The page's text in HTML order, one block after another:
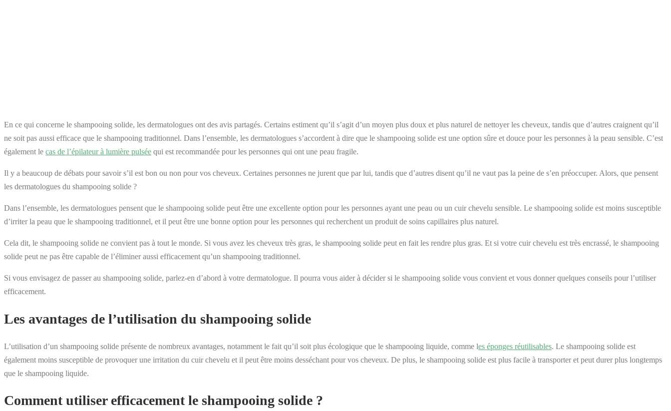
En ce qui concerne le shampooing solide, les dermatologues ont des avis partagés. Certains estiment qu’il s’agit d’un moyen plus doux et plus naturel de nettoyer les cheveux, tandis que d’autres craignent qu’il
ne soit pas aussi efficace que le shampooing traditionnel. Dans l’ensemble, les dermatologues s’accordent à dire que le shampooing solide est une option sûre et douce pour les personnes à la peau sensible. C’est
également le cas de l’épilateur à lumière pulsée qui est recommandée pour les personnes qui ont une peau fragile.
Il y a beaucoup de débats pour savoir s’il est bon ou non pour vos cheveux. Certaines personnes ne jurent que par lui, tandis que d’autres disent qu’il ne vaut pas la peine de s’en préoccuper. Alors, que pensent
les dermatologues du shampooing solide ?
Dans l’ensemble, les dermatologues pensent que le shampooing solide peut être une excellente option pour les personnes ayant une peau ou un cuir chevelu sensible. Le shampooing solide est moins susceptible
d’irriter la peau que le shampooing traditionnel, et il peut être une bonne option pour les personnes qui recherchent un produit de soins capillaires plus naturel.
Cela dit, le shampooing solide ne convient pas à tout le monde. Si vous avez les cheveux très gras, le shampooing solide peut en fait les rendre plus gras. Et si votre cuir chevelu est très encrassé, le shampooing
solide peut ne pas être capable de l’éliminer aussi efficacement qu’un shampooing traditionnel.
Si vous envisagez de passer au shampooing solide, parlez-en d’abord à votre dermatologue. Il pourra vous aider à décider si le shampooing solide vous convient et vous donner quelques conseils pour l’utiliser
efficacement.
Les avantages de l’utilisation du shampooing solide
L’utilisation d’un shampooing solide présente de nombreux avantages, notamment le fait qu’il soit plus écologique que le shampooing liquide, comme les éponges réutilisables. Le shampooing solide est
également moins susceptible de provoquer une irritation du cuir chevelu et il peut être moins desséchant pour vos cheveux. De plus, le shampooing solide est plus facile à transporter et peut durer plus longtemps
que le shampooing liquide.
Comment utiliser efficacement le shampooing solide ?